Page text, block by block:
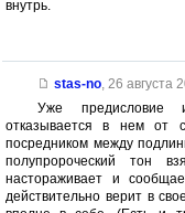
внутрь.
stas-no, 26 августа
Уже предисловие
отказывается в нем от
посредником между
полупророческий тон
настораживает и
действительно верит в